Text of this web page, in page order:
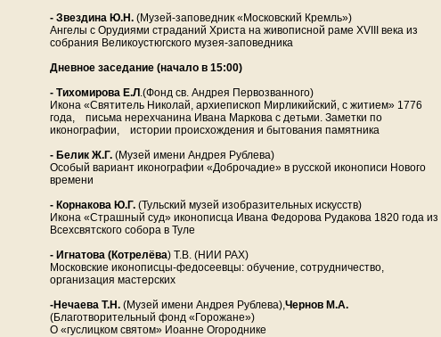
- Звездина Ю.Н. (Музей-заповедник «Московский Кремль»)
Ангелы с Орудиями страданий Христа на живописной раме XVIII века из
собрания Великоустюгского музея-заповедника
Дневное заседание (начало в 15:00)
- Тихомирова Е.Л .(Фонд св. Андрея Первозванного)
Икона «Святитель Николай, архиепископ Мирликийский, с житием» 1776
года, письма нерехчанина Ивана Маркова с детьми. Заметки по
иконографии, истории происхождения и бытования памятника
- Белик Ж.Г. (Музей имени Андрея Рублева)
Особый вариант иконографии «Доброчадие» в русской иконописи Нового
времени
- Корнакова Ю.Г. (Тульский музей изобразительных искусств)
Икона «Страшный суд» иконописца Ивана Федорова Рудакова 1820 года из
Всехсвятского собора в Туле
- Игнатова (Котрелёва) Т.В. (НИИ РАХ)
Московские иконописцы-федосеевцы: обучение, сотрудничество,
организация мастерских
-Нечаева Т.Н. (Музей имени Андрея Рублева),Чернов М.А.
(Благотворительный фонд «Горожане»)
О «гуслицком святом» Иоанне Огороднике